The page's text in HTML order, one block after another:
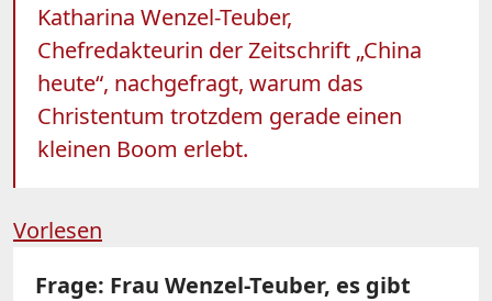
Katharina Wenzel-Teuber,
Chefredakteurin der Zeitschrift „China
heute“, nachgefragt, warum das
Christentum trotzdem gerade einen
kleinen Boom erlebt.
Vorlesen
Frage: Frau Wenzel-Teuber, es gibt